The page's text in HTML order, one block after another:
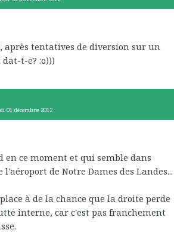
après tentatives de diversion sur un
t-e? :o)))
01 décembre 2012
en ce moment et qui semble dans
de Notre Dames des Landes...
à de la chance que la droite perde
interne, car c'est pas franchement